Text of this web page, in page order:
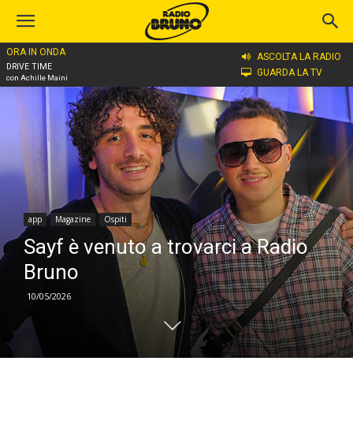
ORA IN ONDA
DRIVE TIME
con Achille Maini
ASCOLTA LA RADIO
GUARDA LA TV
Home
app Magazine Ospiti
Sayf è venuto a trovarci a Radio
Bruno
10/05/2026